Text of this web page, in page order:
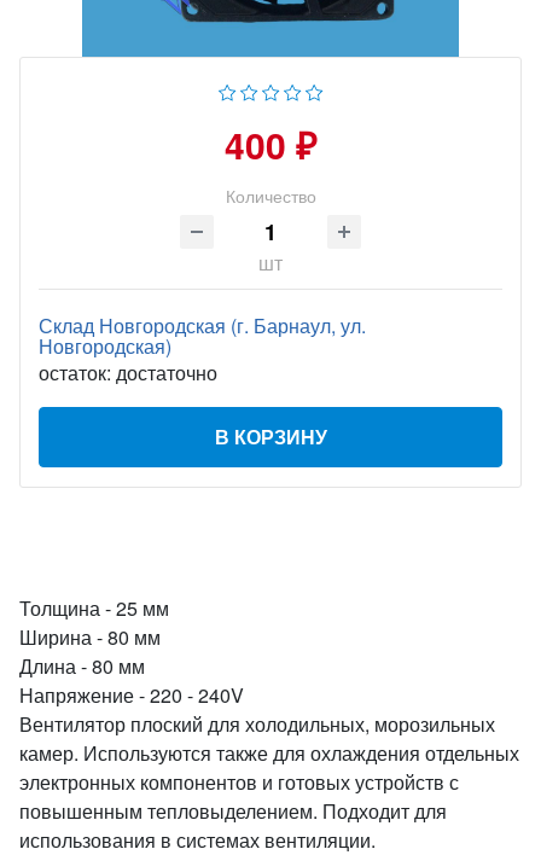
400 ₽
Количество
шт
Склад Новгородская (г. Барнаул, ул.
Новгородская)
остаток: достаточно
В КОРЗИНУ
Толщина - 25 мм
Ширина - 80 мм
Длина - 80 мм
Напряжение - 220 - 240V
Вентилятор плоский для холодильных, морозильных
камер. Используются также для охлаждения отдельных
электронных компонентов и готовых устройств с
повышенным тепловыделением. Подходит для
использования в системах вентиляции.